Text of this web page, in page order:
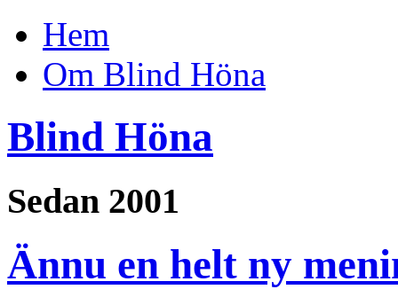
Hem
Om Blind Höna
Blind Höna
Sedan 2001
Ännu en helt ny